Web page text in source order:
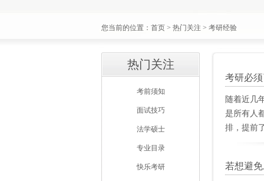
您当前的位置： 首页 > 热门关注 > 考研经验
热门关注
考前须知
面试技巧
法学硕士
专业目录
快乐考研
考研必
随着近几
是所有人
排，提前
是2年。
不上可以
若想避